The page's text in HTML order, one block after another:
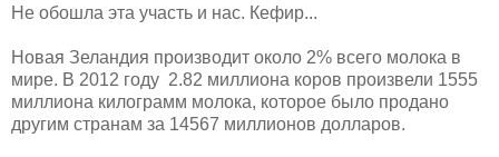
Не обошла эта участь и нас. Кефир...
Новая Зеландия производит около 2% всего молока в
мире. В 2012 году 2.82 миллиона коров произвели 1555
миллиона килограмм молока, которое было продано
другим странам за 14567 миллионов долларов.